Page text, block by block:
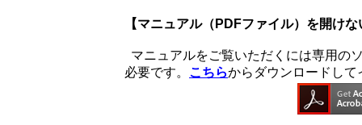
【マニュアル（PDFファイル）を開け
マニュアルをご覧いただくには専用の
必要です。 こちらからダウンロードし